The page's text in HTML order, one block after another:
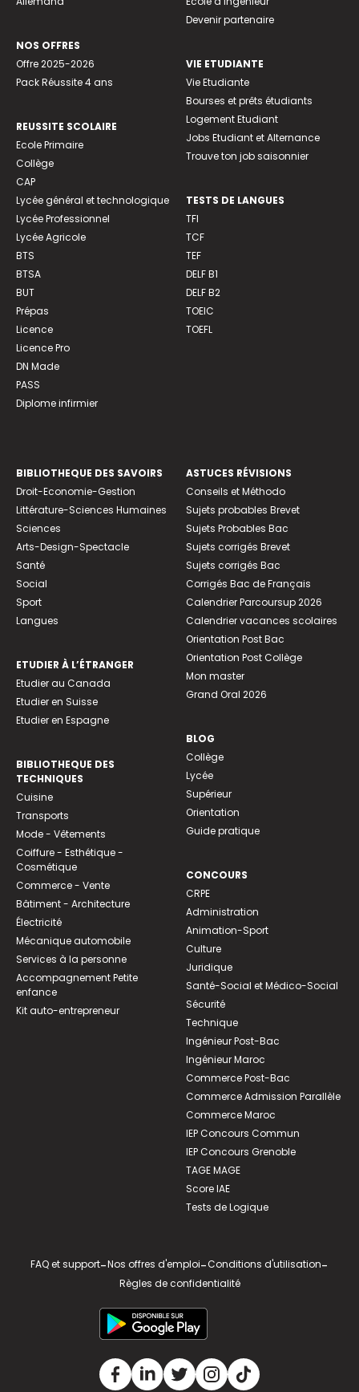
NOS OFFRES
Offre 2025-2026
Pack Réussite 4 ans
REUSSITE SCOLAIRE
Ecole Primaire
Collège
CAP
Lycée général et technologique
Lycée Professionnel
Lycée Agricole
BTS
BTSA
BUT
Prépas
Licence
Licence Pro
DN Made
PASS
Diplome infirmier
Devenir partenaire
VIE ETUDIANTE
Vie Etudiante
Bourses et prêts étudiants
Logement Etudiant
Jobs Etudiant et Alternance
Trouve ton job saisonnier
TESTS DE LANGUES
TFI
TCF
TEF
DELF B1
DELF B2
TOEIC
TOEFL
BIBLIOTHEQUE DES SAVOIRS
Droit-Economie-Gestion
Littérature-Sciences Humaines
Sciences
Arts-Design-Spectacle
Santé
Social
Sport
Langues
ETUDIER À L’ÉTRANGER
Etudier au Canada
Etudier en Suisse
Etudier en Espagne
BIBLIOTHEQUE DES
TECHNIQUES
Cuisine
Transports
Mode - Vêtements
Coiffure - Esthétique -
Cosmétique
Commerce - Vente
Bâtiment - Architecture
Électricité
Mécanique automobile
Services à la personne
Accompagnement Petite
enfance
Kit auto-entrepreneur
ASTUCES RÉVISIONS
Conseils et Méthodo
Sujets probables Brevet
Sujets Probables Bac
Sujets corrigés Brevet
Sujets corrigés Bac
Corrigés Bac de Français
Calendrier Parcoursup 2026
Calendrier vacances scolaires
Orientation Post Bac
Orientation Post Collège
Mon master
Grand Oral 2026
BLOG
Collège
Lycée
Supérieur
Orientation
Guide pratique
CONCOURS
CRPE
Administration
Animation-Sport
Culture
Juridique
Santé-Social et Médico-Social
Sécurité
Technique
Ingénieur Post-Bac
Ingénieur Maroc
Commerce Post-Bac
Commerce Admission Parallèle
Commerce Maroc
IEP Concours Commun
IEP Concours Grenoble
TAGE MAGE
Score IAE
Tests de Logique
FAQ et support-Nos offres d'emploi-Conditions d'utilisation-
Règles de confidentialité